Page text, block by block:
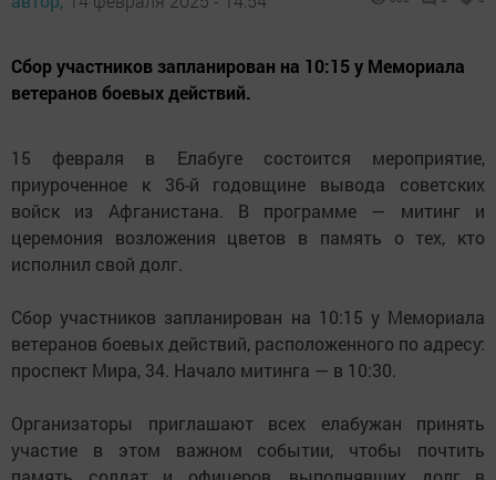
Сбор участников запланирован на 10:15 у Мемориала
ветеранов боевых действий.
15 февраля в Елабуге состоится мероприятие,
приуроченное к 36-й годовщине вывода советских
войск из Афганистана. В программе — митинг и
церемония возложения цветов в память о тех, кто
исполнил свой долг.
Сбор участников запланирован на 10:15 у Мемориала
ветеранов боевых действий, расположенного по адресу:
проспект Мира, 34. Начало митинга — в 10:30.
Организаторы приглашают всех елабужан принять
участие в этом важном событии, чтобы почтить